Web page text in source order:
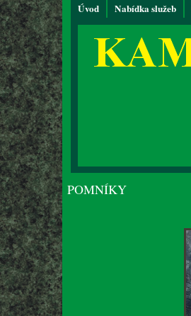
Úvod Nabídka služeb
POMNÍKY